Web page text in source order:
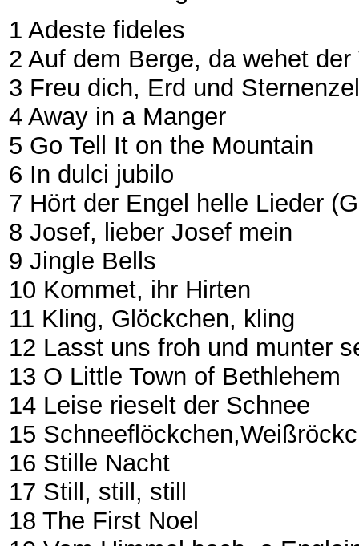
1 Adeste fideles
2 Auf dem Berge, da wehet der
3 Freu dich, Erd und
4 Away in a Manger
5 Go Tell It on the Mountain
6 In dulci jubilo
7 Hört der Engel helle Lieder
8 Josef, lieber Josef mein
9 Jingle Bells
10 Kommet, ihr Hirten
11 Kling, Glöckchen, kling
12 Lasst uns froh und munter
13 O Little Town of Bethlehem
14 Leise rieselt der Schnee
15
16 Stille Nacht
17 Still, still, still
18 The First Noel